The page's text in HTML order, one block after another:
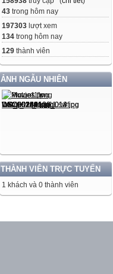
43 trong hôm nay
197303 lượt xem
134 trong hôm nay
129 thành viên
ẢNH NGẪU NHIÊN
THÀNH VIÊN TRỰC TUYẾN
1 khách và 0 thành viên